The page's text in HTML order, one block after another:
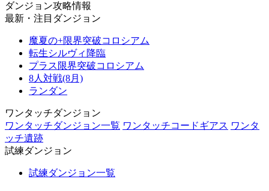
ダンジョン攻略情報
最新・注目ダンジョン
魔夏の+限界突破コロシアム
転生シルヴィ降臨
プラス限界突破コロシアム
8人対戦(8月)
ランダン
ワンタッチダンジョン
ワンタッチダンジョン一覧 ワンタッチコードギアス ワンタ
ッチ遺跡
試練ダンジョン
試練ダンジョン一覧